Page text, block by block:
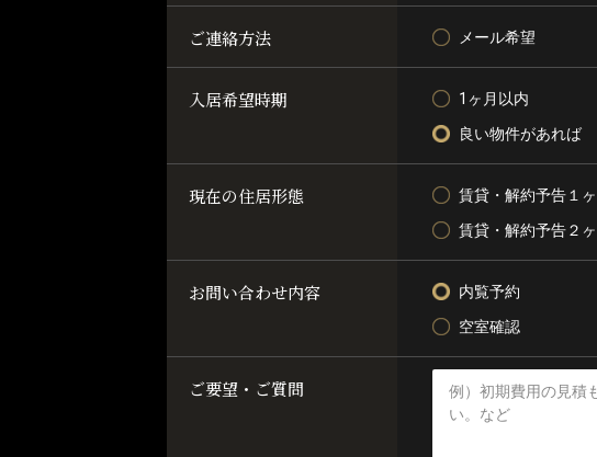
ご連絡方法 メール希望
入居希望時期 1ヶ月以内
良い物件があれば
現在の住居形態 賃貸・解約予告１ヶ
賃貸・解約予告２ヶ
お問い合わせ内容 内覧予約
空室確認
ご要望・ご質問